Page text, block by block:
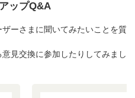
ップQ&A
ーさまに聞いてみたいことを質
見交換に参加したりしてみまし